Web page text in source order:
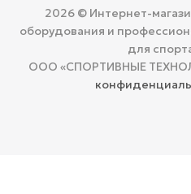
2026 © Интернет-
оборудования и
для
ООО «СПОРТИВНЫЕ